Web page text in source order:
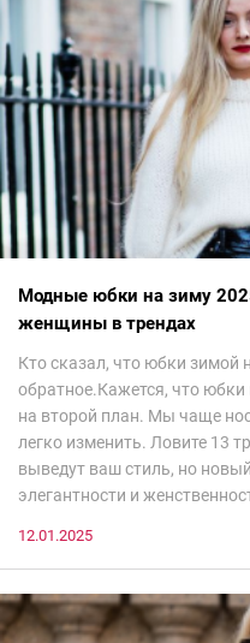
Модные юбки на зиму
женщины в трендах
Кто сказал, что юбки зимой
обратное.Кажется, что юбки
на второй план. Мы чаще
легко изменить. Ловите 13
выведут ваш стиль, но
элегантности и
12.01.2025